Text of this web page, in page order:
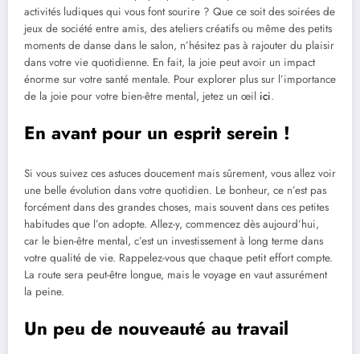
activités ludiques qui vous font sourire ? Que ce soit des soirées de
jeux de société entre amis, des ateliers créatifs ou même des petits
moments de danse dans le salon, n’hésitez pas à rajouter du plaisir
dans votre vie quotidienne. En fait, la joie peut avoir un impact
énorme sur votre santé mentale. Pour explorer plus sur l’importance
de la joie pour votre bien-être mental, jetez un œil ici.
En avant pour un esprit serein !
Si vous suivez ces astuces doucement mais sûrement, vous allez voir
une belle évolution dans votre quotidien. Le bonheur, ce n’est pas
forcément dans des grandes choses, mais souvent dans ces petites
habitudes que l’on adopte. Allez-y, commencez dès aujourd’hui,
car le bien-être mental, c’est un investissement à long terme dans
votre qualité de vie. Rappelez-vous que chaque petit effort compte.
La route sera peut-être longue, mais le voyage en vaut assurément
la peine.
Un peu de nouveauté au travail